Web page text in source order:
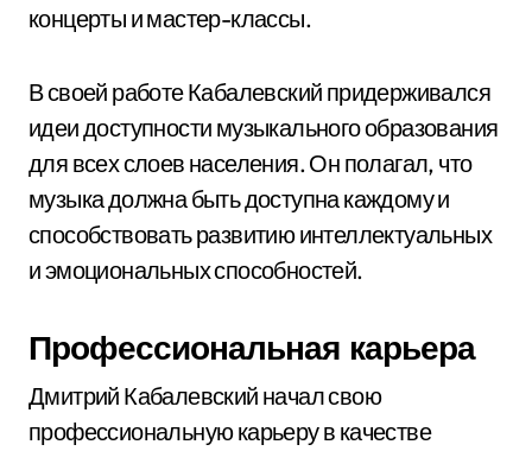
концерты и мастер-классы.
В своей работе Кабалевский придерживался
идеи доступности музыкального образования
для всех слоев населения. Он полагал, что
музыка должна быть доступна каждому и
способствовать развитию интеллектуальных
и эмоциональных способностей.
Профессиональная карьера
Дмитрий Кабалевский начал свою
профессиональную карьеру в качестве